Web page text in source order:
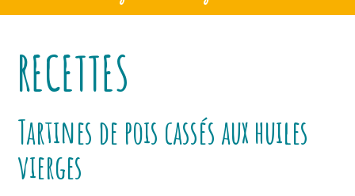
RECETTES
Tartines de pois cassés aux huiles
vierges